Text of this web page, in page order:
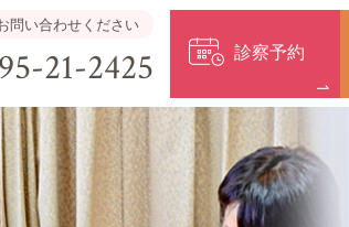
問い合わせください
21-2425 診察予約